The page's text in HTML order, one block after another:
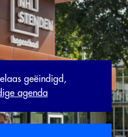
geëindigd,
agenda